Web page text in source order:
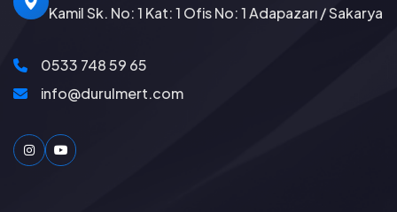
Kamil Sk. No: 1 Kat: 1 Ofis No: 1 Adapazarı / Sakarya
0533 748 59 65
info@durulmert.com